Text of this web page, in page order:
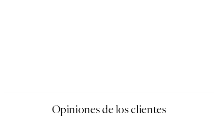
Opiniones de los clientes